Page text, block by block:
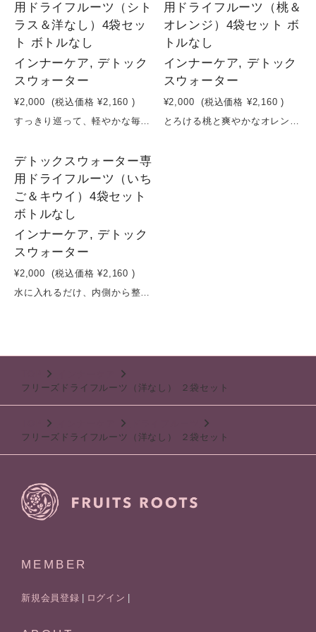
用ドライフルーツ（シト
ラス＆洋なし）4袋セッ
ト ボトルなし
インナーケア, デトック
スウォーター
¥2,000 (税込価格 ¥2,160 )
すっきり巡って、軽やかな毎日へ。シトラス＆洋なしのデトックスウォーター習慣爽やかなシトラスの酸味と、洋なしのやさしい甘みを組み合わせた、デトックスウォーター用ドライフルーツセット。砂糖・保存料を使わず、果実そのものの美味しさと栄養をそのまま閉じ込めました。水に入れるだけで、フルーツの香りと成分がゆっくり広がり、日々の水分補給が“整える習慣”に。シトラスのすっきり感と洋なしのまろやかさで、飲みやすく飽きずに続けられます。体の内側から軽やかさをサポートする、シンプルなインナーケアを。原材料：シトラス（長野県産） 洋なし（長野県産）容量：16g×4袋賞味期限：製造日から６ヶ月
用ドライフルーツ（桃＆
オレンジ）4袋セット ボ
トルなし
インナーケア, デトック
スウォーター
¥2,000 (税込価格 ¥2,160 )
とろける桃と爽やかなオレンジで、巡るキレイ習慣。デトックスウォーターセットやさしい甘みの桃と、すっきりとした酸味のオレンジを組み合わせた、デトックスウォーター用ドライフルーツセット。砂糖・保存料を使わず、果実そのものの味わいと栄養をぎゅっと閉じ込めました。水に入れるだけで、フルーツの香りと成分がゆっくり広がり、毎日の水分補給が“整える時間”に変わります。桃のリラックス感ある甘さと、オレンジの爽やかさで、心も体もすっきり。忙しい日常の中で、無理なく続けられるインナーケア習慣を。原材料：桃（長野県産） オレンジ（長野県産）容量：16g×4袋賞味期限：製造日から６ヶ月
デトックスウォーター専
用ドライフルーツ（いち
ご＆キウイ）4袋セット
ボトルなし
インナーケア, デトック
スウォーター
¥2,000 (税込価格 ¥2,160 )
水に入れるだけ、内側から整う。いちご＆キウイで始める、デトックスウォーター習慣いちごとキウイを中心に、相性の良いフルーツを組み合わせたデトックスウォーター用ドライフルーツ3種セット。砂糖・保存料を使わず、果実そのものの甘みと栄養をぎゅっと凝縮しました。水に入れるだけで、ビタミンやミネラルがゆっくり溶け出し、毎日の水分補給が“美容時間”に変わります。いちごのやさしい甘みとキウイの爽やかな酸味が、すっきりと飲みやすい味わいに。忙しい日々でも無理なく続けられる、シンプルなインナーケア習慣を。原材料：いちご（長野県産） キウイ（長野県産）容量：16g×4袋賞味期限：製造日から６ヶ月
フリーズドライフルーツ（洋なし） ２袋セット
フリーズドライフルーツ（洋なし） ２袋セット
MEMBER
新規会員登録 ログイン